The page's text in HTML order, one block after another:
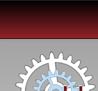
navigation